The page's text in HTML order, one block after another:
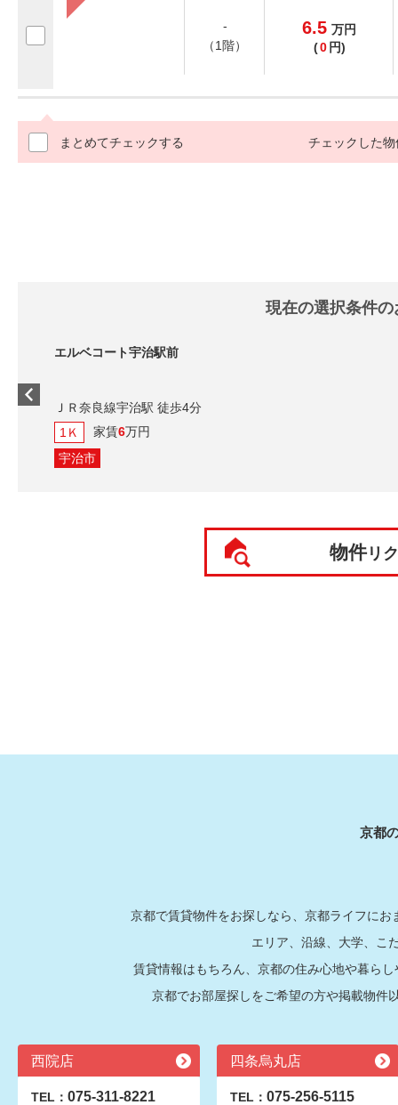
-
（1階）
6.5 万円
(0 円)
まとめてチェックする チェックした物
現在の選択条件
エルベコート宇治駅前
ＪＲ奈良線宇治駅 徒歩4分
1Ｋ
家賃6万円
宇治市
物件リ
京都
京都で賃貸物件をお探しなら、京都ライフに
エリア、沿線、大学、こ
賃貸情報はもちろん、京都の住み心地や暮ら
京都でお部屋探しをご希望の方や掲載物件
西院店
TEL： 075-311-8221
四条烏丸店
TEL： 075-256-5115